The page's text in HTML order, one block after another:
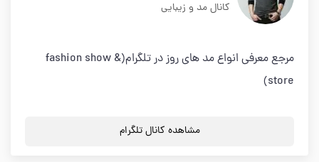
کانال مد و زیبایی
مرجع معرفی انواع مد های روز در تلگرام(fashion show &
store)
مشاهده کانال تلگرام